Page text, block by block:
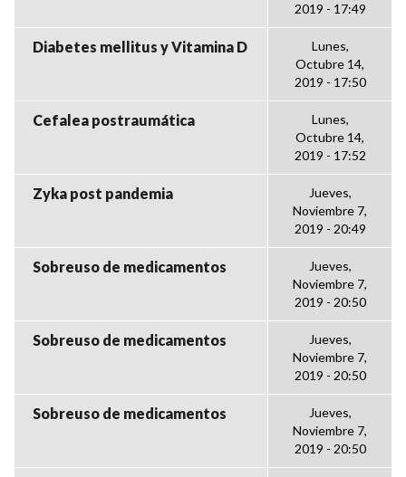
2019 - 17:49
Diabetes mellitus y Vitamina D
Lunes,
Octubre 14,
2019 - 17:50
Cefalea postraumática
Lunes,
Octubre 14,
2019 - 17:52
Zyka post pandemia
Jueves,
Noviembre 7,
2019 - 20:49
Sobreuso de medicamentos
Jueves,
Noviembre 7,
2019 - 20:50
Sobreuso de medicamentos
Jueves,
Noviembre 7,
2019 - 20:50
Sobreuso de medicamentos
Jueves,
Noviembre 7,
2019 - 20:50